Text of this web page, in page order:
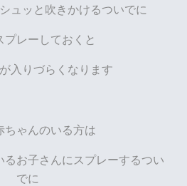
ュッと吹きかけるついでに
プレーしておくと
入りづらくなります
ちゃんのいる方は
お子さんにスプレーするつい
でに